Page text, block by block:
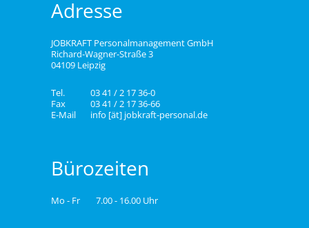
Adresse
JOBKRAFT Personalmanagement GmbH
Richard-Wagner-Straße 3
04109 Leipzig
Tel.
03 41 / 2 17 36-0
Fax
03 41 / 2 17 36-66
E-Mail
info [ät] jobkraft-personal.de
Bürozeiten
Mo - Fr 7.00 - 16.00 Uhr